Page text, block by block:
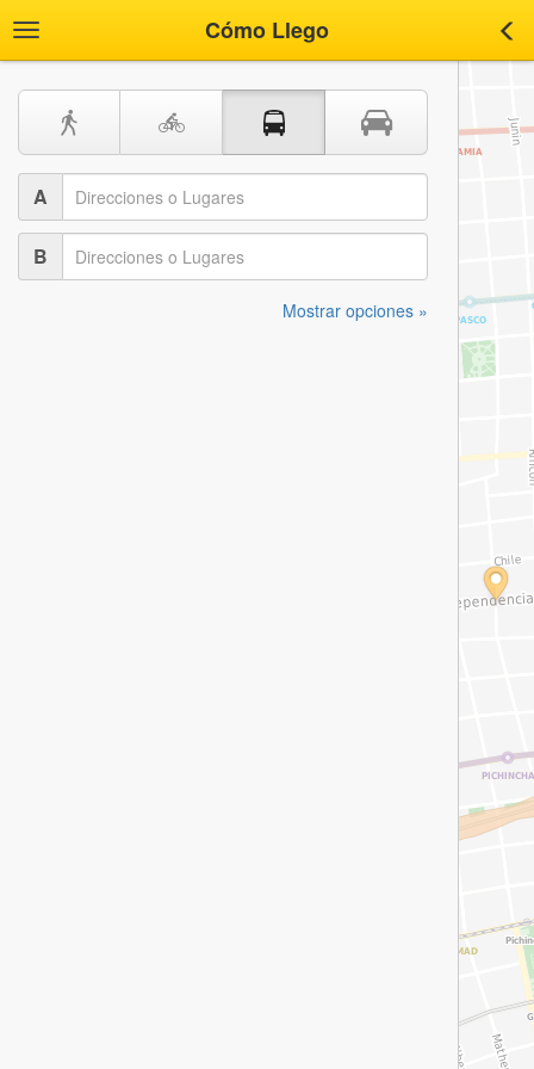
Toggle
navigation
Cómo Llego
A
B
Mostrar opciones »